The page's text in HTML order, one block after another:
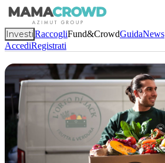
InvestiRaccogliFund&CrowdGuidaNews
AccediRegistrati